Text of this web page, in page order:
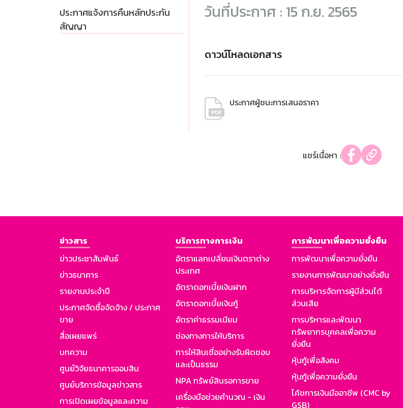
ประกาศแจ้งการคืนหลักประกัน
สัญญา
วันที่ประกาศ : 15 ก.ย. 2565
ดาวน์โหลดเอกสาร
ประกาศผู้ชนะการเสนอราคา
แชร์เนื้อหา :
ข่าวสาร
ข่าวประชาสัมพันธ์
ข่าวธนาคาร
รายงานประจำปี
ประกาศจัดซื้อจัดจ้าง / ประกาศ
ขาย
สื่อเผยแพร่
บทความ
ศูนย์วิจัยธนาคารออมสิน
ศูนย์บริการข้อมูลข่าวสาร
การเปิดเผยข้อมูลและความ
บริการทางการเงิน
อัตราแลกเปลี่ยนเงินตราต่าง
ประเทศ
อัตราดอกเบี้ยเงินฝาก
อัตราดอกเบี้ยเงินกู้
อัตราค่าธรรมเนียม
ช่องทางการให้บริการ
การให้สินเชื่ออย่างรับผิดชอบ
และเป็นธรรม
NPA ทรัพย์สินรอการขาย
เครื่องมือช่วยคำนวณ - เงิน
การพัฒนาเพื่อความยั่งยืน
การพัฒนาเพื่อความยั่งยืน
รายงานการพัฒนาอย่างยั่งยืน
การบริหารจัดการผู้มีส่วนได้
ส่วนเสีย
การบริหารและพัฒนา
ทรัพยากรบุคคลเพื่อความ
ยั่งยืน
หุ้นกู้เพื่อสังคม
หุ้นกู้เพื่อความยั่งยืน
โค้ชการเงินมืออาชีพ (CMC by
GSB)